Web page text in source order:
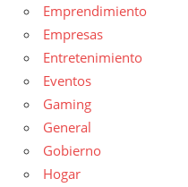
Emprendimiento
Empresas
Entretenimiento
Eventos
Gaming
General
Gobierno
Hogar